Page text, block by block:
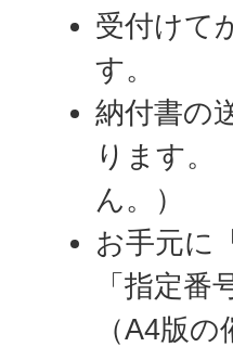
受付けて
す。
納付書の
ります。
ん。）
お手元に
「指定
（A4版